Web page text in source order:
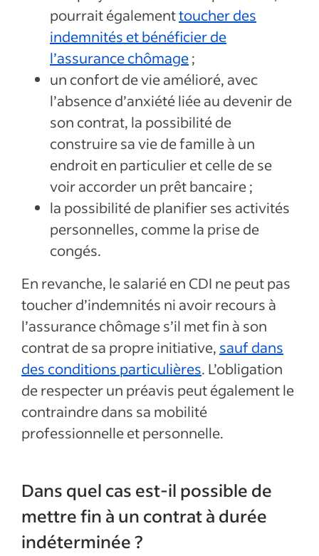
pourrait égalementtoucher des
indemnités et bénéficier de
l’assurance chômage;
un confort de vie amélioré, avec
l’absence d’anxiété liée au devenir de
son contrat, la possibilité de
construire sa vie de famille à un
endroit en particulier et celle de se
voir accorder un prêt bancaire ;
la possibilité de planifier ses activités
personnelles, comme la prise de
congés.
En revanche, le salarié en CDI ne peut pas
toucher d’indemnités ni avoir recours à
l’assurance chômage s’il met fin à son
contrat de sa propre initiative, sauf dans
des conditions particulières. L’obligation
de respecter un préavis peut également le
contraindre dans sa mobilité
professionnelle et personnelle.
Dans quel cas est-il possible de
mettre fin à un contrat à durée
indéterminée ?